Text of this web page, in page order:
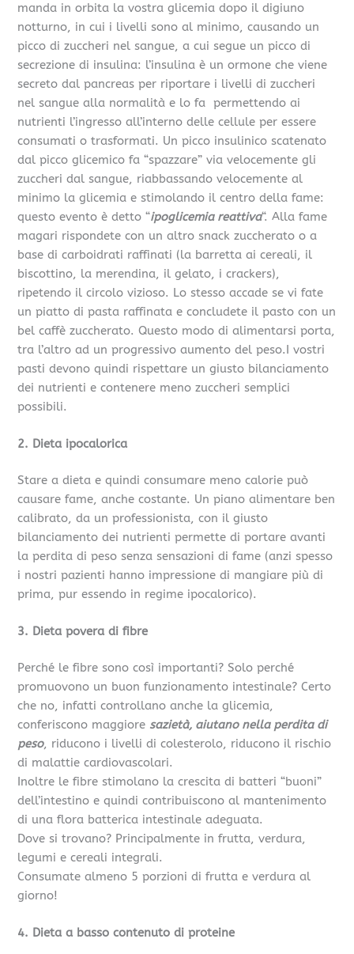
manda in orbita la vostra glicemia dopo il digiuno
notturno, in cui i livelli sono al minimo, causando un
picco di zuccheri nel sangue, a cui segue un picco di
secrezione di insulina: l’insulina è un ormone che viene
secreto dal pancreas per riportare i livelli di zuccheri
nel sangue alla normalità e lo fa permettendo ai
nutrienti l’ingresso all’interno delle cellule per essere
consumati o trasformati. Un picco insulinico scatenato
dal picco glicemico fa “spazzare” via velocemente gli
zuccheri dal sangue, riabbassando velocemente al
minimo la glicemia e stimolando il centro della fame:
questo evento è detto “ipoglicemia reattiva“. Alla fame
magari rispondete con un altro snack zuccherato o a
base di carboidrati raffinati (la barretta ai cereali, il
biscottino, la merendina, il gelato, i crackers),
ripetendo il circolo vizioso. Lo stesso accade se vi fate
un piatto di pasta raffinata e concludete il pasto con un
bel caffè zuccherato. Questo modo di alimentarsi porta,
tra l’altro ad un progressivo aumento del peso.I vostri
pasti devono quindi rispettare un giusto bilanciamento
dei nutrienti e contenere meno zuccheri semplici
possibili.
2. Dieta ipocalorica
Stare a dieta e quindi consumare meno calorie può
causare fame, anche costante. Un piano alimentare ben
calibrato, da un professionista, con il giusto
bilanciamento dei nutrienti permette di portare avanti
la perdita di peso senza sensazioni di fame (anzi spesso
i nostri pazienti hanno impressione di mangiare più di
prima, pur essendo in regime ipocalorico).
3. Dieta povera di fibre
Perché le fibre sono così importanti? Solo perché
promuovono un buon funzionamento intestinale? Certo
che no, infatti controllano anche la glicemia,
conferiscono maggiore sazietà, aiutano nella perdita di
peso, riducono i livelli di colesterolo, riducono il rischio
di malattie cardiovascolari.
Inoltre le fibre stimolano la crescita di batteri “buoni”
dell’intestino e quindi contribuiscono al mantenimento
di una flora batterica intestinale adeguata.
Dove si trovano? Principalmente in frutta, verdura,
legumi e cereali integrali.
Consumate almeno 5 porzioni di frutta e verdura al
giorno!
4. Dieta a basso contenuto di proteine